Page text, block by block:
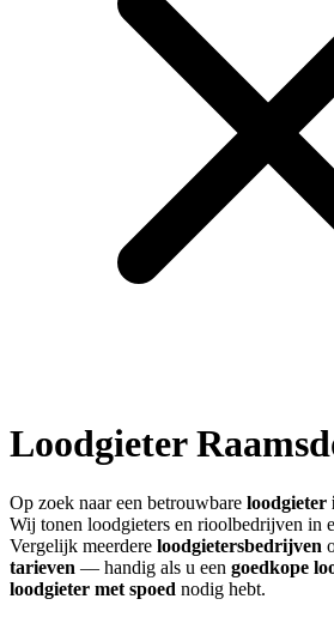
Loodgieter
Op zoek naar een betrouwbare loodgieter
Wij tonen loodgieters en rioolbedrijven in
Vergelijk meerdere loodgietersbedrijven
tarieven — handig als u een goedkope
loodgieter met spoed nodig hebt.